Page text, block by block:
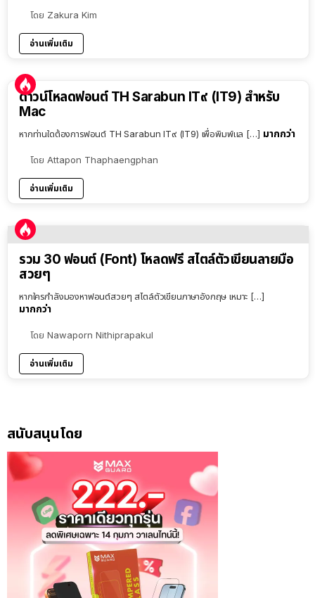
โดย Zakura Kim
อ่านเพิ่มเติม
ดาวน์โหลดฟอนต์ TH Sarabun IT๙ (IT9) สำหรับ
Mac
หากท่านใดต้องการฟอนต์ TH Sarabun IT๙ (IT9) เพื่อพิมพ์แล […] มากกว่า
โดย Attapon Thaphaengphan
อ่านเพิ่มเติม
รวม 30 ฟอนต์ (Font) โหลดฟรี สไตล์ตัวเขียนลายมือ
สวยๆ
หากใครกำลังมองหาฟอนต์สวยๆ สไตล์ตัวเขียนภาษาอังกฤษ เหมาะ […]
มากกว่า
โดย Nawaporn Nithiprapakul
อ่านเพิ่มเติม
สนับสนุนโดย